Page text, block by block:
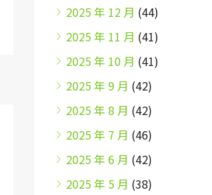
2025 年 12 月 (44)
2025 年 11 月 (41)
2025 年 10 月 (41)
2025 年 9 月 (42)
2025 年 8 月 (42)
2025 年 7 月 (46)
2025 年 6 月 (42)
2025 年 5 月 (38)